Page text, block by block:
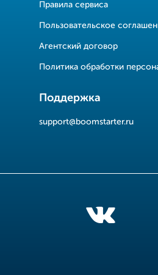
Правила сервиса
Пользовательское
Агентский договор
Политика обработки
Поддержка
support@boomstarter.ru